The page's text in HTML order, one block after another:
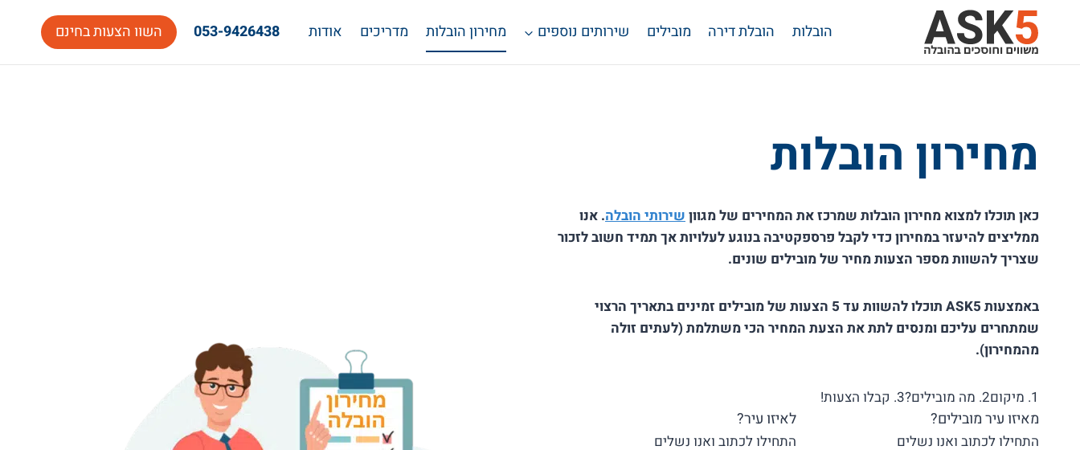
content
הובלות הובלת דירה מובילים שירותים נוספים מחירון הובלות מדריכים אודות 053-9426438 השוו הצעות בחינם
מחירון הובלות
כאן תוכלו למצוא מחירון הובלות שמרכז את המחירים של מגוון שירותי הובלה. אנו
ממליצים להיעזר במחירון כדי לקבל פרספקטיבה בנוגע לעלויות אך תמיד חשוב לזכור
שצריך להשוות מספר הצעות מחיר של מובילים שונים.
באמצעות ASK5 תוכלו להשוות עד 5 הצעות של מובילים זמינים בתאריך הרצוי
שמתחרים עליכם ומנסים לתת את הצעת המחיר הכי משתלמת (לעתים זולה
מהמחירון).
1. מיקום 2. מה מובילים? 3. קבלו הצעות!
מאיזו עיר מובילים? לאיזו עיר?